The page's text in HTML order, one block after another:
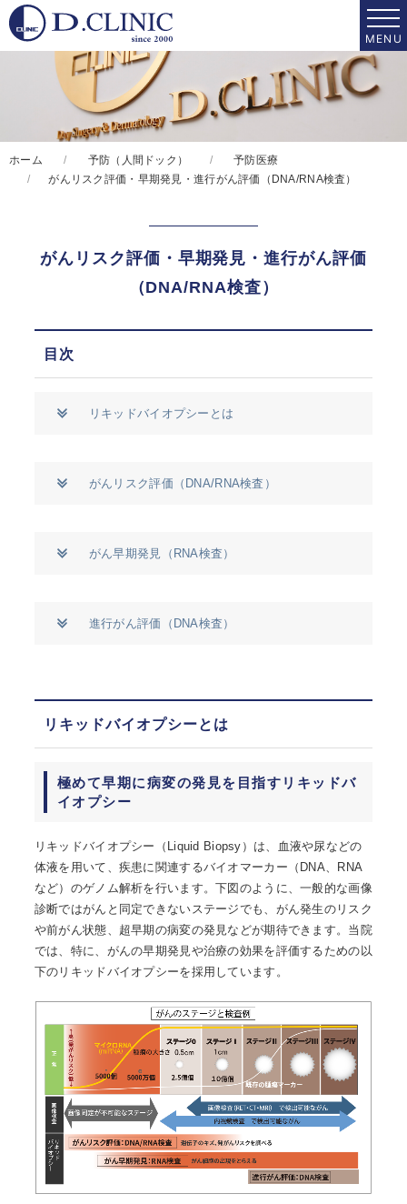
ホーム 予防（人間ドック）
予防医療
がんリスク評価・早期発見・進行がん評価（DNA/RNA検査）
がんリスク評価・早期発見・進行がん評価
（DNA/RNA検査）
目次
リキッドバイオプシーとは
がんリスク評価（DNA/RNA検査）
がん早期発見（RNA検査）
進行がん評価（DNA検査）
リキッドバイオプシーとは
極めて早期に病変の発見を目指すリキッドバ
イオプシー
リキッドバイオプシー（Liquid Biopsy）は、血液や尿などの
体液を用いて、疾患に関連するバイオマーカー（DNA、RNA
など）のゲノム解析を行います。下図のように、一般的な画像
診断ではがんと同定できないステージでも、がん発生のリスク
や前がん状態、超早期の病変の発見などが期待できます。当院
では、特に、がんの早期発見や治療の効果を評価するための以
下のリキッドバイオプシーを採用しています。